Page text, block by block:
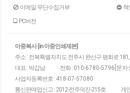
이미 체결된 계약에 대해서는
개정약관 조항의 적용을 받기를
동의를 받은 경우에는 개정약관
이 약관에서 정하지 아니한 사
관하여는 전자상거래 등에서의
약관의 규제 등에 관한 법률, 공
「전자상거래 등에서의 소비자
이메일 무단수집거부
책
PC버전
아중복사 [in 아중인쇄제본]
주소 : 전북특별자치도 전주시 완산구 평화로
대표 : 박갑남
전화 : 010-6780-5796[문자
사업자등록번호 : 418-07-57080
통신판매업신고 : 2012-전주덕진-215호
개